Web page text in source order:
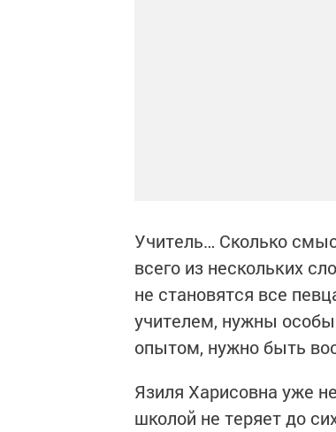
Учитель… Сколько
всего из нескольких
не становятся все
учителем, нужны
опытом, нужно быть
Язиля Харисовна уже
школой не теряет до